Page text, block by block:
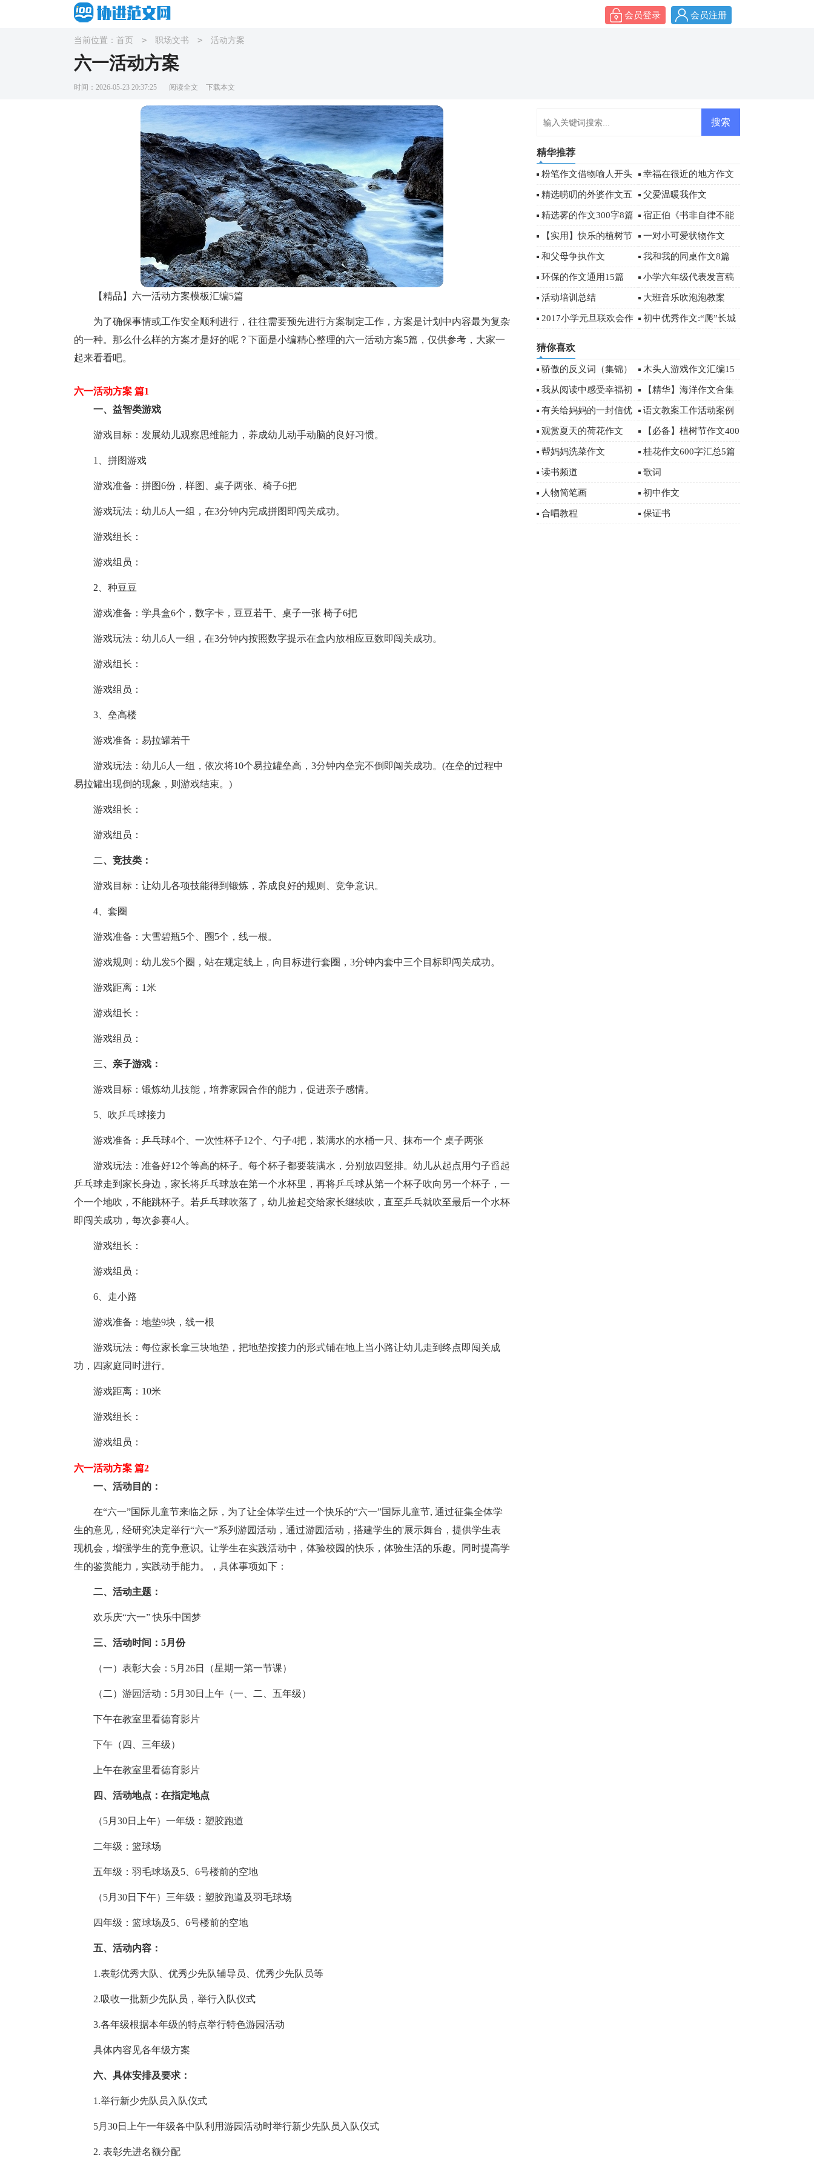
会员登录 会员注册
当前位置： 首页 > 职场文书 > 活动方案
六一活动方案
时间：2026-05-23 20:37:25 阅读全文 下载本文
【精品】六一活动方案模板汇编5篇
为了确保事情或工作安全顺利进行，往往需要预先进行方案制定工作，方案是计划中内容最为复杂
的一种。那么什么样的方案才是好的呢？下面是小编精心整理的六一活动方案5篇，仅供参考，大家一
起来看看吧。
六一活动方案 篇1
一、益智类游戏
游戏目标：发展幼儿观察思维能力，养成幼儿动手动脑的良好习惯。
1、拼图游戏
游戏准备：拼图6份，样图、桌子两张、椅子6把
游戏玩法：幼儿6人一组，在3分钟内完成拼图即闯关成功。
游戏组长：
游戏组员：
2、种豆豆
游戏准备：学具盒6个，数字卡，豆豆若干、桌子一张 椅子6把
游戏玩法：幼儿6人一组，在3分钟内按照数字提示在盒内放相应豆数即闯关成功。
游戏组长：
游戏组员：
3、垒高楼
游戏准备：易拉罐若干
游戏玩法：幼儿6人一组，依次将10个易拉罐垒高，3分钟内垒完不倒即闯关成功。(在垒的过程中
易拉罐出现倒的现象，则游戏结束。)
游戏组长：
游戏组员：
二、竞技类：
游戏目标：让幼儿各项技能得到锻炼，养成良好的规则、竞争意识。
4、套圈
游戏准备：大雪碧瓶5个、圈5个，线一根。
游戏规则：幼儿发5个圈，站在规定线上，向目标进行套圈，3分钟内套中三个目标即闯关成功。
游戏距离：1米
游戏组长：
游戏组员：
三、亲子游戏：
游戏目标：锻炼幼儿技能，培养家园合作的能力，促进亲子感情。
5、吹乒乓球接力
游戏准备：乒乓球4个、一次性杯子12个、勺子4把，装满水的水桶一只、抹布一个 桌子两张
游戏玩法：准备好12个等高的杯子。每个杯子都要装满水，分别放四竖排。幼儿从起点用勺子舀起
乒乓球走到家长身边，家长将乒乓球放在第一个水杯里，再将乒乓球从第一个杯子吹向另一个杯子，一
个一个地吹，不能跳杯子。若乒乓球吹落了，幼儿捡起交给家长继续吹，直至乒乓就吹至最后一个水杯
即闯关成功，每次参赛4人。
游戏组长：
游戏组员：
6、走小路
游戏准备：地垫9块，线一根
游戏玩法：每位家长拿三块地垫，把地垫按接力的形式铺在地上当小路让幼儿走到终点即闯关成
功，四家庭同时进行。
游戏距离：10米
游戏组长：
游戏组员：
六一活动方案 篇2
一、活动目的：
在“六一”国际儿童节来临之际，为了让全体学生过一个快乐的“六一”国际儿童节, 通过征集全体学
生的意见，经研究决定举行“六一”系列游园活动，通过游园活动，搭建学生的'展示舞台，提供学生表
现机会，增强学生的竞争意识。让学生在实践活动中，体验校园的快乐，体验生活的乐趣。同时提高学
生的鉴赏能力，实践动手能力。，具体事项如下：
二、活动主题：
欢乐庆“六一” 快乐中国梦
三、活动时间：5月份
（一）表彰大会：5月26日（星期一第一节课）
（二）游园活动：5月30日上午（一、二、五年级）
下午在教室里看德育影片
下午（四、三年级）
上午在教室里看德育影片
四、活动地点：在指定地点
（5月30日上午）一年级：塑胶跑道
二年级：篮球场
五年级：羽毛球场及5、6号楼前的空地
（5月30日下午）三年级：塑胶跑道及羽毛球场
四年级：篮球场及5、6号楼前的空地
五、活动内容：
1.表彰优秀大队、优秀少先队辅导员、优秀少先队员等
2.吸收一批新少先队员，举行入队仪式
3.各年级根据本年级的特点举行特色游园活动
具体内容见各年级方案
六、具体安排及要求：
1.举行新少先队员入队仪式
5月30日上午一年级各中队利用游园活动时举行新少先队员入队仪式
2. 表彰先进名额分配
精华推荐
粉笔作文借物喻人开头 幸福在很近的地方作文
精选唠叨的外婆作文五
篇
父爱温暖我作文
精选雾的作文300字8篇 宿正伯《书非自律不能
读》阅读答案
【实用】快乐的植树节
作文300字六篇
一对小可爱状物作文
和父母争执作文 我和我的同桌作文8篇
环保的作文通用15篇 小学六年级代表发言稿
15篇
活动培训总结 大班音乐吹泡泡教案
2017小学元旦联欢会作 初中优秀作文:“爬”长城
猜你喜欢
骄傲的反义词（集锦） 木头人游戏作文汇编15
篇
我从阅读中感受幸福初
三作文3篇
【精华】海洋作文合集
十篇
有关给妈妈的一封信优
秀作文合集七篇
语文教案工作活动案例
观赏夏天的荷花作文 【必备】植树节作文400
字汇编5篇
帮妈妈洗菜作文 桂花作文600字汇总5篇
读书频道 歌词
人物简笔画 初中作文
合唱教程 保证书